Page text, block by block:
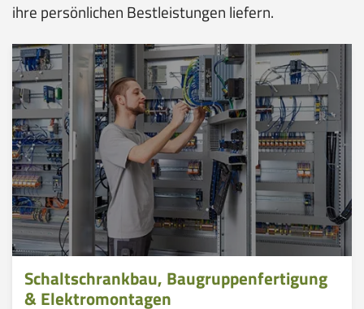
ihre persönlichen Bestleistungen liefern.
Schaltschrankbau, Baugruppenfertigung
& Elektromontagen